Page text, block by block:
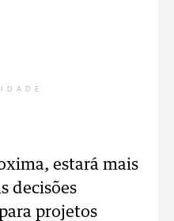
estará mais
decisões
projetos